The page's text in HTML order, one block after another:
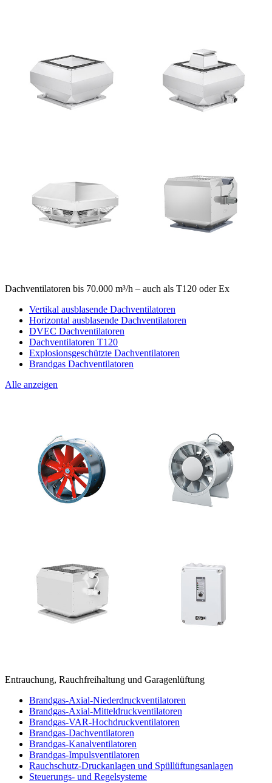
Dachventilatoren bis 70.000 m³/h – auch als T120 oder Ex
Vertikal ausblasende Dachventilatoren
Horizontal ausblasende Dachventilatoren
DVEC Dachventilatoren
Dachventilatoren T120
Explosionsgeschützte Dachventilatoren
Brandgas Dachventilatoren
Alle anzeigen
Entrauchung, Rauchfreihaltung und Garagenlüftung
Brandgas-Axial-Niederdruckventilatoren
Brandgas-Axial-Mitteldruckventilatoren
Brandgas-VAR-Hochdruckventilatoren
Brandgas-Dachventilatoren
Brandgas-Kanalventilatoren
Brandgas-Impulsventilatoren
Rauchschutz-Druckanlagen und Spüllüftungsanlagen
Steuerungs- und Regelsysteme